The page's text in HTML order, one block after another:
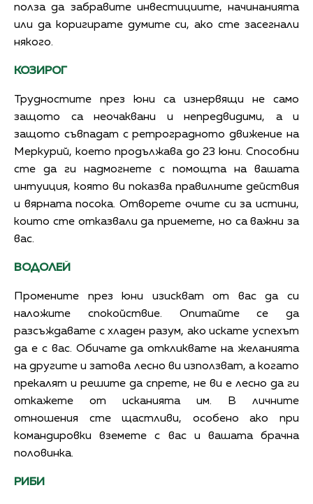
полза да забравите инвестициите, начинанията
или да коригирате думите си, ако сте засегнали
някого.
КОЗИРОГ
Трудностите през юни са изнервящи не само
защото са неочаквани и непредвидими, а и
защото съвпадат с ретроградното движение на
Меркурий, което продължава до 23 юни. Способни
сте да ги надмогнете с помощта на вашата
интуиция, която ви показва правилните действия
и вярната посока. Отворете очите си за истини,
които сте отказвали да приемете, но са важни за
вас.
ВОДОЛЕЙ
Промените през юни изискват от вас да си
наложите спокойствие. Опитайте се да
разсъждавате с хладен разум, ако искате успехът
да е с вас. Обичате да откликвате на желанията
на другите и затова лесно ви използват, а когато
прекалят и решите да спрете, не ви е лесно да ги
откажете от исканията им. В личните
отношения сте щастливи, особено ако при
командировки вземете с вас и вашата брачна
половинка.
РИБИ